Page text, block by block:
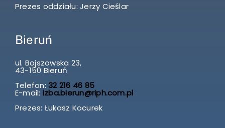
Prezes oddziału: Jerzy Cieślar
Bieruń
ul. Bojszowska 23,
43-150 Bieruń
Telefon: 32 216 46 85
E-mail: izba.bierun@riph.com.pl
Prezes: Łukasz Kocurek